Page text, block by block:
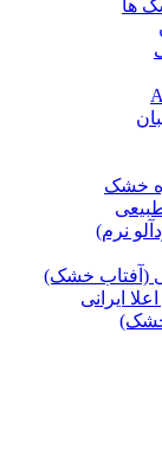
ها
خشک
نرم)
(آفتاب خشک)
ایرانی
خشک)